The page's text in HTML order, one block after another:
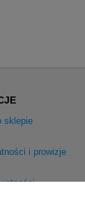
sklepie
i prowizje